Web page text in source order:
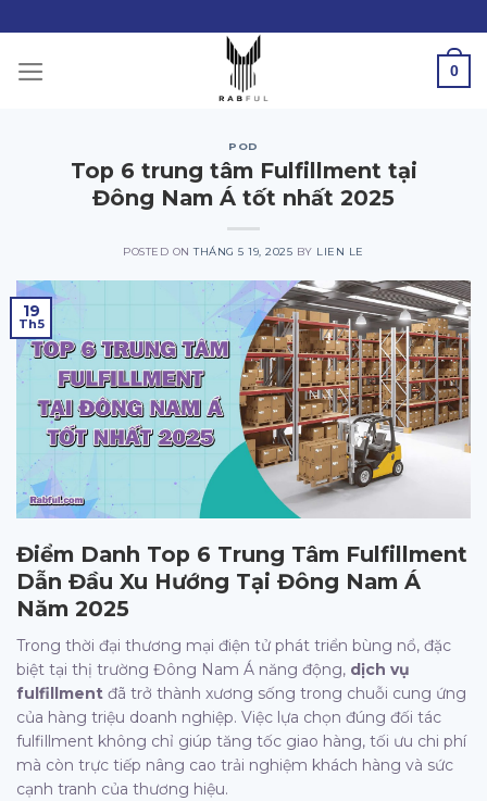
to
content
0
POD
Top 6 trung tâm Fulfillment tại
Đông Nam Á tốt nhất 2025
POSTED ONTHÁNG 5 19, 2025 BY LIEN LE
19
Th5
Điểm Danh Top 6 Trung Tâm Fulfillment
Dẫn Đầu Xu Hướng Tại Đông Nam Á
Năm 2025
Trong thời đại thương mại điện tử phát triển bùng nổ, đặc
biệt tại thị trường Đông Nam Á năng động, dịch vụ
fulfillment đã trở thành xương sống trong chuỗi cung ứng
của hàng triệu doanh nghiệp. Việc lựa chọn đúng đối tác
fulfillment không chỉ giúp tăng tốc giao hàng, tối ưu chi phí
mà còn trực tiếp nâng cao trải nghiệm khách hàng và sức
cạnh tranh của thương hiệu.